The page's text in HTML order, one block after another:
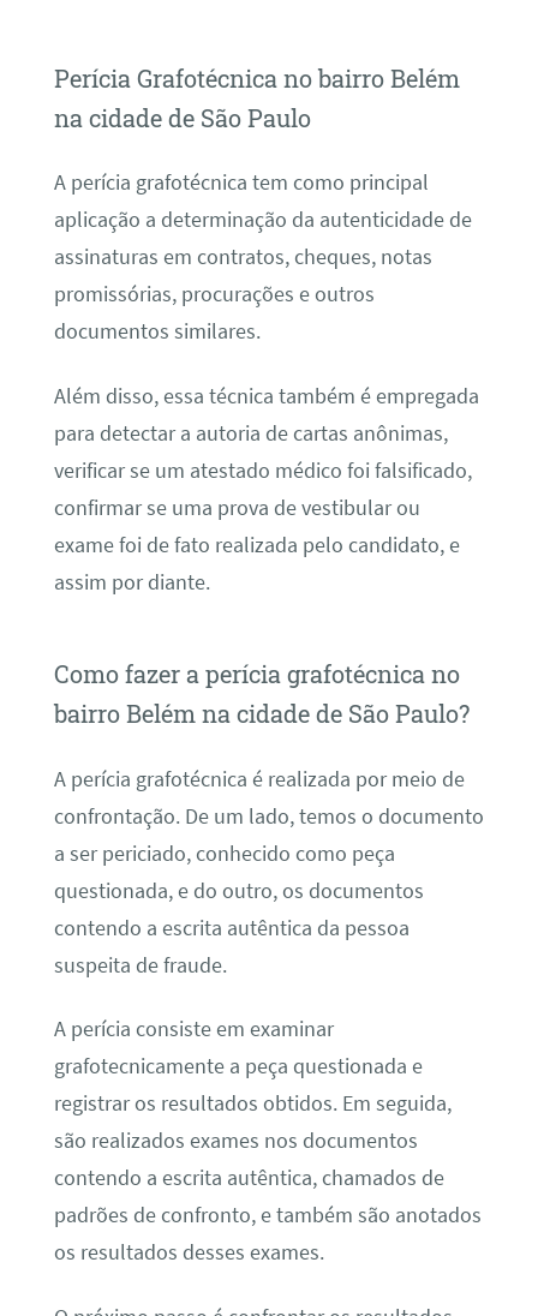
Perícia Grafotécnica no bairro Belém
na cidade de São Paulo
A perícia grafotécnica tem como principal
aplicação a determinação da autenticidade de
assinaturas em contratos, cheques, notas
promissórias, procurações e outros
documentos similares.
Além disso, essa técnica também é empregada
para detectar a autoria de cartas anônimas,
verificar se um atestado médico foi falsificado,
confirmar se uma prova de vestibular ou
exame foi de fato realizada pelo candidato, e
assim por diante.
Como fazer a perícia grafotécnica no
bairro Belém na cidade de São Paulo?
A perícia grafotécnica é realizada por meio de
confrontação. De um lado, temos o documento
a ser periciado, conhecido como peça
questionada, e do outro, os documentos
contendo a escrita autêntica da pessoa
suspeita de fraude.
A perícia consiste em examinar
grafotecnicamente a peça questionada e
registrar os resultados obtidos. Em seguida,
são realizados exames nos documentos
contendo a escrita autêntica, chamados de
padrões de confronto, e também são anotados
os resultados desses exames.